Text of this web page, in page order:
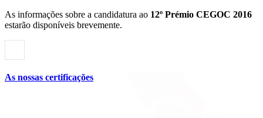
As informações sobre a candidatura ao 12º Prémio CEGOC 2016
estarão disponíveis brevemente.
As nossas certificações